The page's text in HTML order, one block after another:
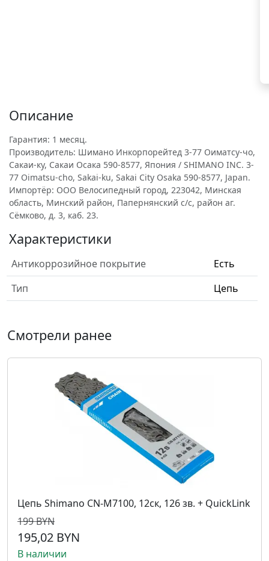
Описание
Гарантия: 1 месяц.
Производитель: Шимано Инкорпорейтед 3-77 Оиматсу-чо,
Сакаи-ку, Сакаи Осака 590-8577, Япония / SHIMANO INC. 3-
77 Oimatsu-cho, Sakai-ku, Sakai City Osaka 590-8577, Japan.
Импортёр: ООО Велосипедный город, 223042, Минская
область, Минский район, Папернянский с/с, район аг.
Сёмково, д. 3, каб. 23.
Характеристики
Антикоррозийное покрытие
Есть
Тип
Цепь
Смотрели ранее
Цепь Shimano CN-M7100, 12ск, 126 зв. + QuickLink
199 BYN
195,02 BYN
В наличии